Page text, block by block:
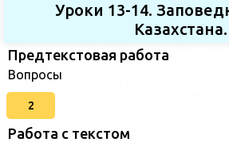
Уроки 13-14.
Казахстана.
Предтекстовая работа
Вопросы
2
Работа с текстом